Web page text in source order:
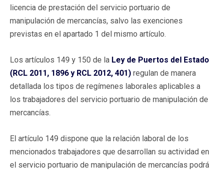
licencia de prestación del servicio portuario de
manipulación de mercancías, salvo las exenciones
previstas en el apartado 1 del mismo artículo.
Los artículos 149 y 150 de la Ley de Puertos del Estado
(RCL 2011, 1896 y RCL 2012, 401) regulan de manera
detallada los tipos de regímenes laborales aplicables a
los trabajadores del servicio portuario de manipulación de
mercancías.
El artículo 149 dispone que la relación laboral de los
mencionados trabajadores que desarrollan su actividad en
el servicio portuario de manipulación de mercancías podrá